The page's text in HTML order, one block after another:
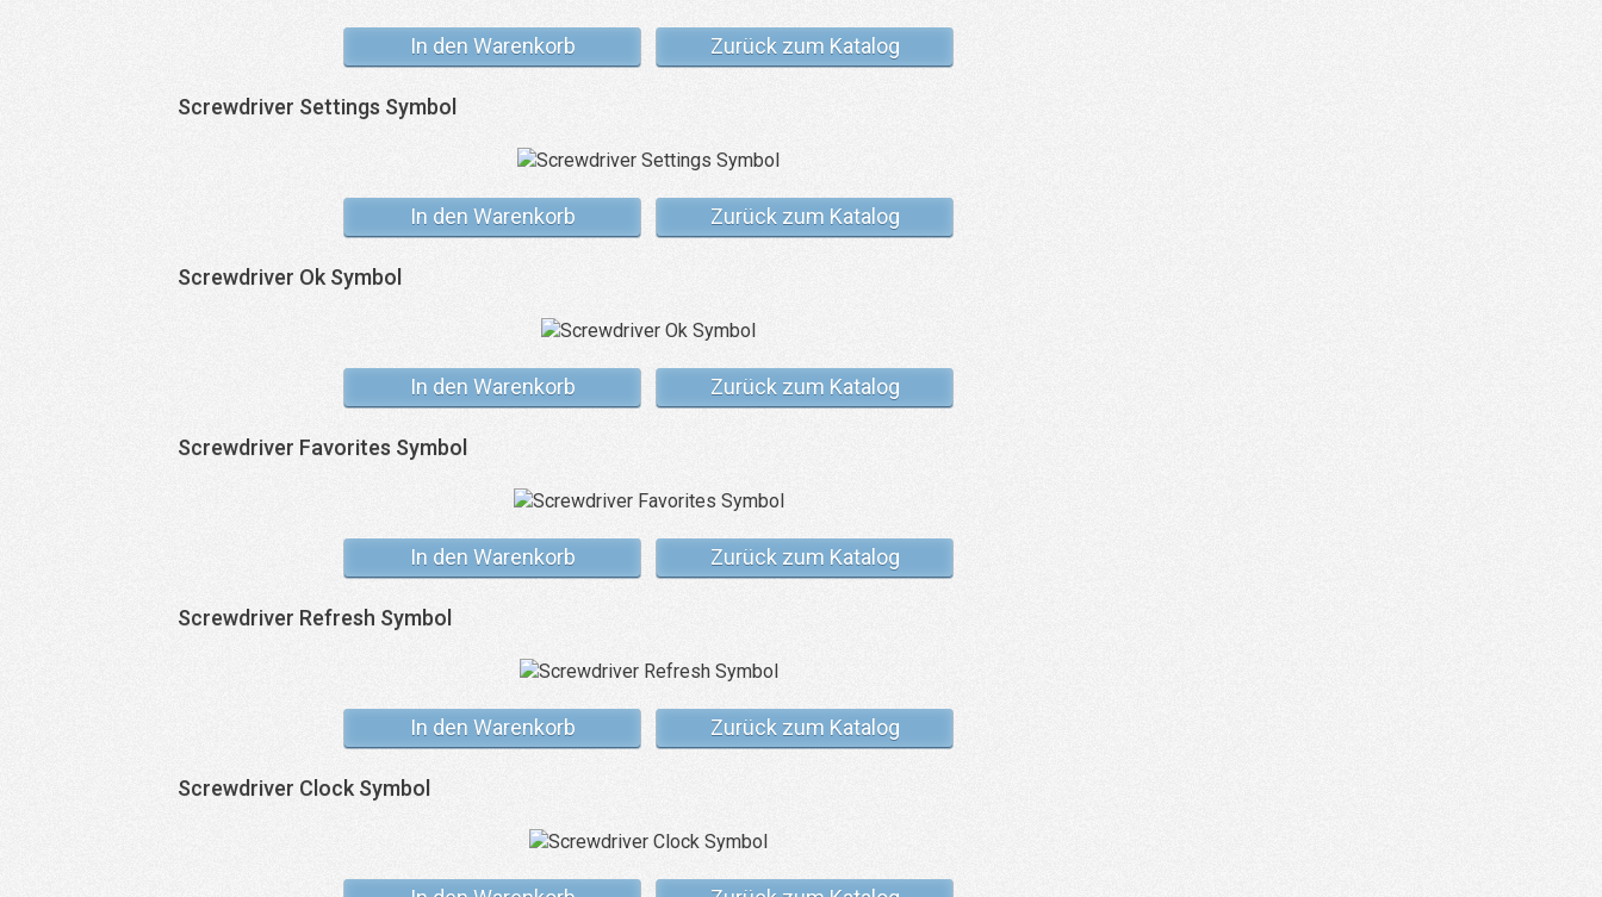
In den Warenkorb Zurück zum Katalog
Screwdriver Settings Symbol
In den Warenkorb Zurück zum Katalog
Screwdriver Ok Symbol
In den Warenkorb Zurück zum Katalog
Screwdriver Favorites Symbol
In den Warenkorb Zurück zum Katalog
Screwdriver Refresh Symbol
In den Warenkorb Zurück zum Katalog
Screwdriver Clock Symbol